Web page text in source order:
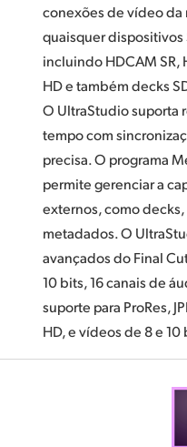
conexões de vídeo da
quaisquer dispositivos
incluindo HDCAM SR,
HD e também decks
O UltraStudio suporta
tempo com
precisa. O programa
permite gerenciar a
externos, como
metadados. O
avançados do Final
10 bits, 16 canais de
suporte para ProRes,
HD,e vídeos de 8 e 10